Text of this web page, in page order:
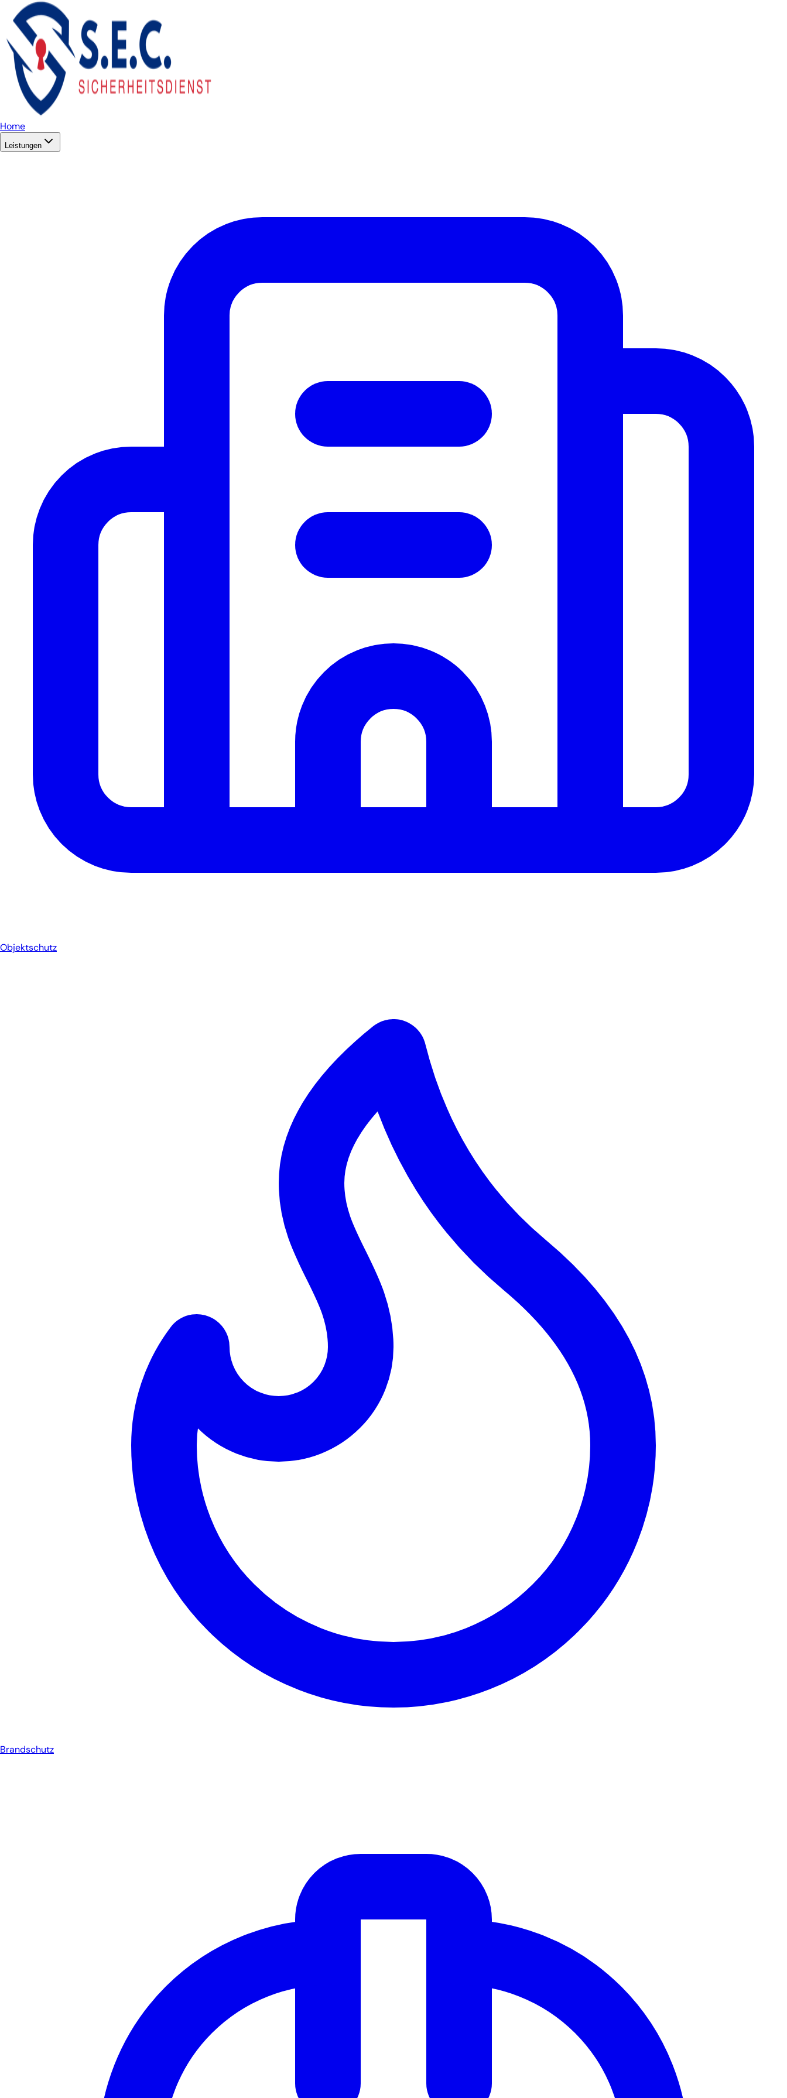
Home
Leistungen
Objektschutz
Brandschutz